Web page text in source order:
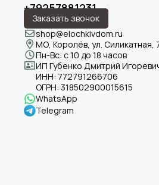
+79257881231
Заказать звонок
shop@elochkivdom.ru
МО, Королёв, ул. Силикатная,
Пн-Вс: с 10 до 18 часов
ИП Губенко Дмитрий
ИНН: 772791266706
ОГРН: 318502900015615
WhatsApp
Telegram